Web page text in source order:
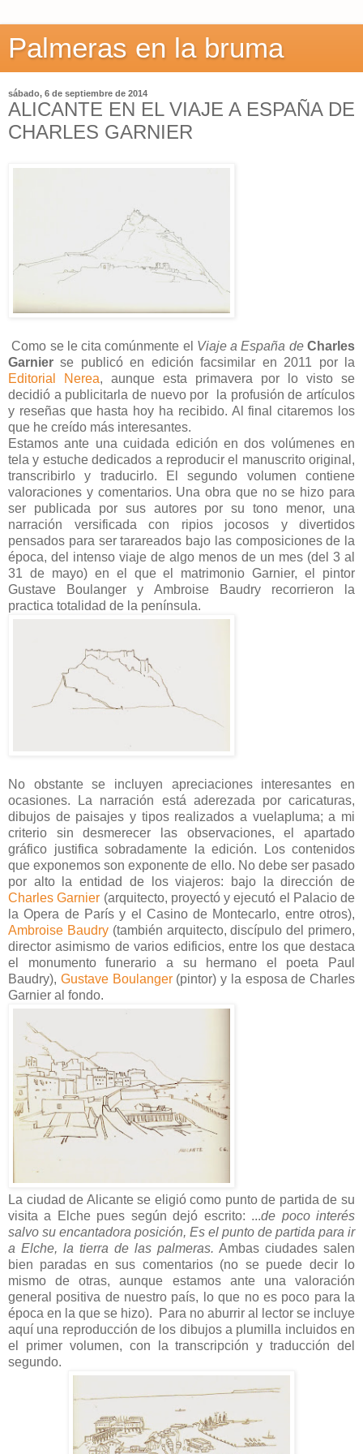
Palmeras en la bruma
sábado, 6 de septiembre de 2014
ALICANTE EN EL VIAJE A ESPAÑA DE
CHARLES GARNIER
Como se le cita comúnmente el Viaje a España deCharles
Garnier se publicó en edición facsimilar en 2011 por la
Editorial Nerea, aunque esta primavera por lo visto se
decidió a publicitarla de nuevo por la profusión de artículos
y reseñas que hasta hoy ha recibido. Al final citaremos los
que he creído más interesantes.
Estamos ante una cuidada edición en dos volúmenes en
tela y estuche dedicados a reproducir el manuscrito original,
transcribirlo y traducirlo. El segundo volumen contiene
valoraciones y comentarios. Una obra que no se hizo para
ser publicada por sus autores por su tono menor, una
narración versificada con ripios jocosos y divertidos
pensados para ser tarareados bajo las composiciones de la
época, del intenso viaje de algo menos de un mes (del 3 al
31 de mayo) en el que el matrimonio Garnier, el pintor
Gustave Boulanger y Ambroise Baudry recorrieron la
practica totalidad de la península.
No obstante se incluyen apreciaciones interesantes en
ocasiones. La narración está aderezada por caricaturas,
dibujos de paisajes y tipos realizados a vuelapluma; a mi
criterio sin desmerecer las observaciones, el apartado
gráfico justifica sobradamente la edición. Los contenidos
que exponemos son exponente de ello. No debe ser pasado
por alto la entidad de los viajeros: bajo la dirección de
Charles Garnier (arquitecto, proyectó y ejecutó el Palacio de
la Opera de París y el Casino de Montecarlo, entre otros),
Ambroise Baudry(también arquitecto, discípulo del primero,
director asimismo de varios edificios, entre los que destaca
el monumento funerario a su hermano el poeta Paul
Baudry), Gustave Boulanger(pintor) y la esposa de Charles
Garnier al fondo.
La ciudad de Alicante se eligió como punto de partida de su
visita a Elche pues según dejó escrito: ...de poco interés
salvo su encantadora posición, Es el punto de partida para ir
a Elche, la tierra de las palmeras. Ambas ciudades salen
bien paradas en sus comentarios (no se puede decir lo
mismo de otras, aunque estamos ante una valoración
general positiva de nuestro país, lo que no es poco para la
época en la que se hizo). Para no aburrir al lector se incluye
aquí una reproducción de los dibujos a plumilla incluidos en
el primer volumen, con la transcripción y traducción del
segundo.